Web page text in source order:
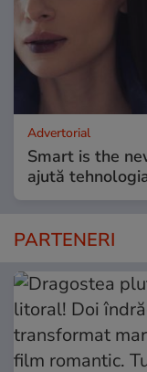
Advertorial
Smart is the
ajută
PARTENERI